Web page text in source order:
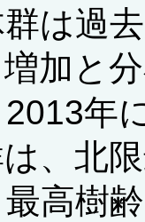
は過
加と
年
、北
高樹